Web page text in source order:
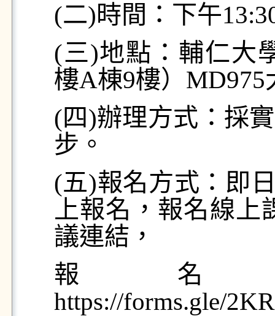
(二)時間：下午
(三)地點：輔仁大
樓A棟9樓）
(四)辦理方式：採
步。
(五)報名方式：即
上報名，報名線
議連結，
報名
https://forms.gle/